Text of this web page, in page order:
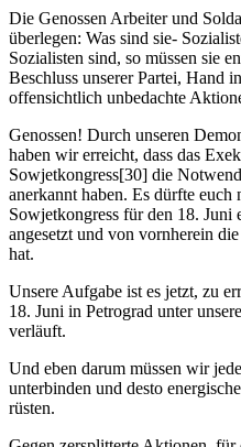
Die Genossen Arbeiter und
überlegen: Was sind sie-
Sozialisten sind, so müssen sie
Beschluss unserer Partei, Hand
offensichtlich unbedachte
Genossen! Durch unseren
haben wir erreicht, dass das
Sowjetkongress[30] die
anerkannt haben. Es dürfte euch
Sowjetkongress für den 18. Juni
angesetzt und von vornherein
hat.
Unsere Aufgabe ist es jetzt, zu
18. Juni in Petrograd unter
verläuft.
Und eben darum müssen wir
unterbinden und desto
rüsten.